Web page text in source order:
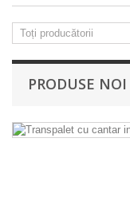
PRODUSE NOI